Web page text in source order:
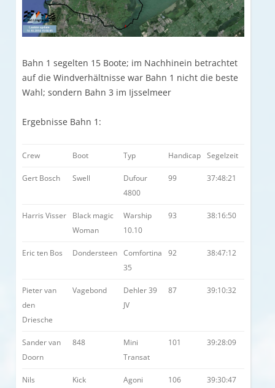
Bahn 1 segelten 15 Boote; im Nachhinein betrachtet
auf die Windverhältnisse war Bahn 1 nicht die beste
Wahl; sondern Bahn 3 im Ijsselmeer
Ergebnisse Bahn 1:
Crew Boot Typ Handicap Segelzeit
Gert Bosch Swell
Dufour
4800
99 37:48:21
Harris Visser
Black magic
Woman
Warship
10.10
93 38:16:50
Eric ten Bos Dondersteen Comfortina
35
92 38:47:12
Pieter van
den
Driesche
Vagebond
Dehler 39
JV
87 39:10:32
Sander van
Doorn
848
Mini
Transat
101 39:28:09
Nils
Kick
Agoni
106 39:30:47